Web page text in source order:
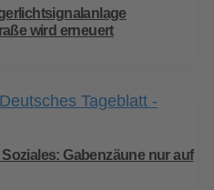
wird erneuert
Gabenzäune nur auf